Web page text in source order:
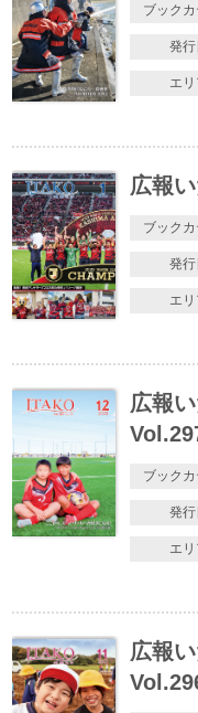
ブックカ
発行
エリ
広報
ブックカ
発行
エリ
広報
ブックカ
発行
エリ
広報